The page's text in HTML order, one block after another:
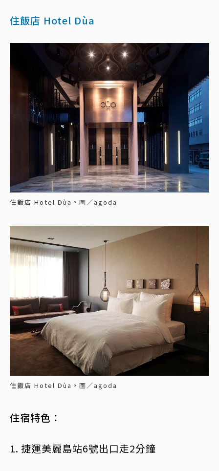
住飯店 Hotel Dùa
住飯店 Hotel Dùa。圖／agoda
住飯店 Hotel Dùa。圖／agoda
住宿特色：
1. 捷運美麗島站6號出口走2分鐘